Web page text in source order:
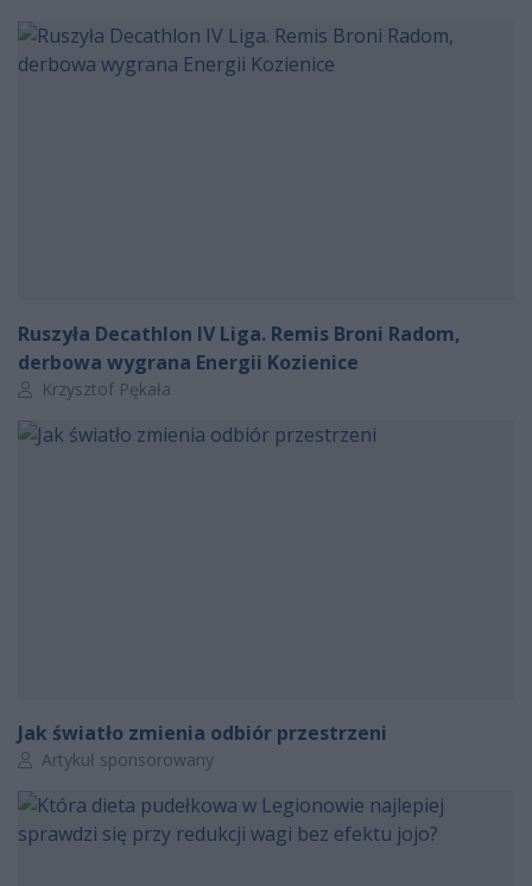
Ruszyła Decathlon IV Liga. Remis Broni Radom,
derbowa wygrana Energii Kozienice
Autor artykułu:
Krzysztof Pękała
Jak światło zmienia odbiór przestrzeni
Autor artykułu:
Artykuł sponsorowany